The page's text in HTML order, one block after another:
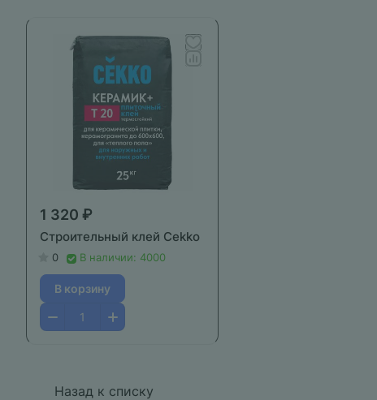
1 320 ₽
Строительный клей Cekko
0 В наличии: 4000
В корзину
Назад к списку